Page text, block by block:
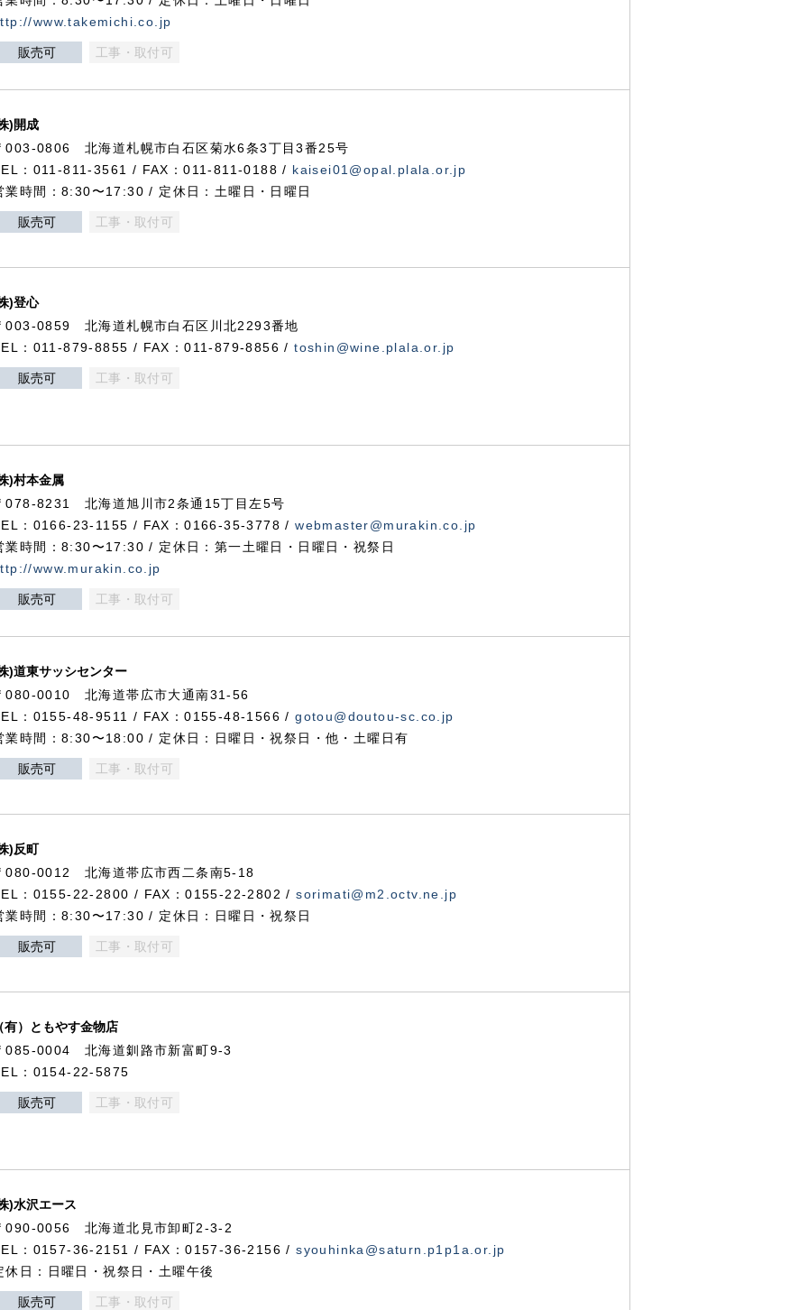
www.takemichi.co.jp
販売可 工事・取付可
)開成
003-0806 北海道札幌市白石区菊水6条3丁目3番25号
：011-811-3561 / FAX：011-811-0188 / kaisei01@opal.plala.or.jp
業時間：8:30〜17:30 / 定休日：土曜日・日曜日
販売可 工事・取付可
)登心
003-0859 北海道札幌市白石区川北2293番地
：011-879-8855 / FAX：011-879-8856 /toshin@wine.plala.or.jp
販売可 工事・取付可
)村本金属
078-8231 北海道旭川市2条通15丁目左5号
：0166-23-1155 / FAX：0166-35-3778 /webmaster@murakin.co.jp
業時間：8:30〜17:30 / 定休日：第一土曜日・日曜日・祝祭日
www.murakin.co.jp
販売可 工事・取付可
)道東サッシセンター
080-0010 北海道帯広市大通南31-56
：0155-48-9511 / FAX：0155-48-1566 /gotou@doutou-sc.co.jp
業時間：8:30〜18:00 / 定休日：日曜日・祝祭日・他・土曜日有
販売可 工事・取付可
)反町
080-0012 北海道帯広市西二条南5-18
：0155-22-2800 / FAX：0155-22-2802 /sorimati@m2.octv.ne.jp
業時間：8:30〜17:30 / 定休日：日曜日・祝祭日
販売可 工事・取付可
有）ともやす金物店
085-0004 北海道釧路市新富町9-3
：0154-22-5875
販売可 工事・取付可
)水沢エース
090-0056 北海道北見市卸町2-3-2
：0157-36-2151 / FAX：0157-36-2156 /syouhinka@saturn.p1p1a.or.jp
休日：日曜日・祝祭日・土曜午後
販売可 工事・取付可